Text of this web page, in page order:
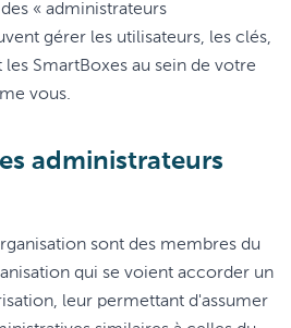
« administrateurs
gérer les utilisateurs, les clés,
SmartBoxes au sein de votre
vous.
administrateurs
sont des membres du
qui se voient accorder un
leur permettant d'assumer